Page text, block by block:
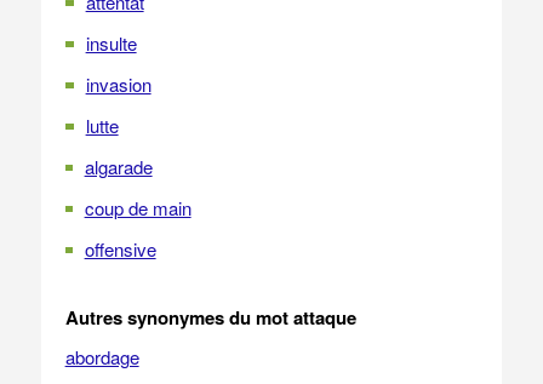
insulte
invasion
lutte
algarade
coup de main
offensive
Autres synonymes du mot attaque
abordage